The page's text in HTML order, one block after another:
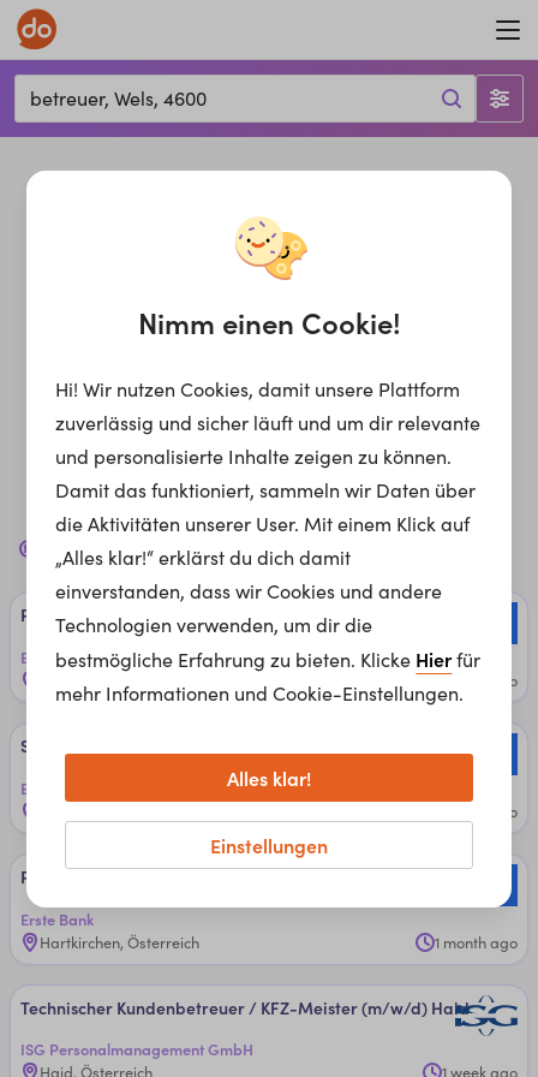
betreuer, Wels, 4600
betreuer Jobs für dich in Wels, 4600
Pri­vat­kun­den­be­treu­er:in
Erste Bank
1 week ago
Ser­vice­kun­den­be­treu­er:in
Erste Bank
2 weeks ago
Pri­vat­kun­den­be­treu­er:in
Erste Bank
Hartkirchen, Österreich 1 month ago
Tech­ni­scher Kun­den­be­treu­er / K­FZ-­Meis­ter (m/w/d) Haid
ISG Personalmanagement GmbH
Haid, Österreich 1 week ago
Nimm einen Cookie!
Hi! Wir nutzen Cookies, damit unsere Plattform
zuverlässig und sicher läuft und um dir relevante
und personalisierte Inhalte zeigen zu können.
Damit das funktioniert, sammeln wir Daten über
die Aktivitäten unserer User. Mit einem Klick auf
„Alles klar!“ erklärst du dich damit
einverstanden, dass wir Cookies und andere
Technologien verwenden, um dir die
bestmögliche Erfahrung zu bieten. Klicke Hierfür
mehr Informationen und Cookie-Einstellungen.
Einstellungen
Alles klar!